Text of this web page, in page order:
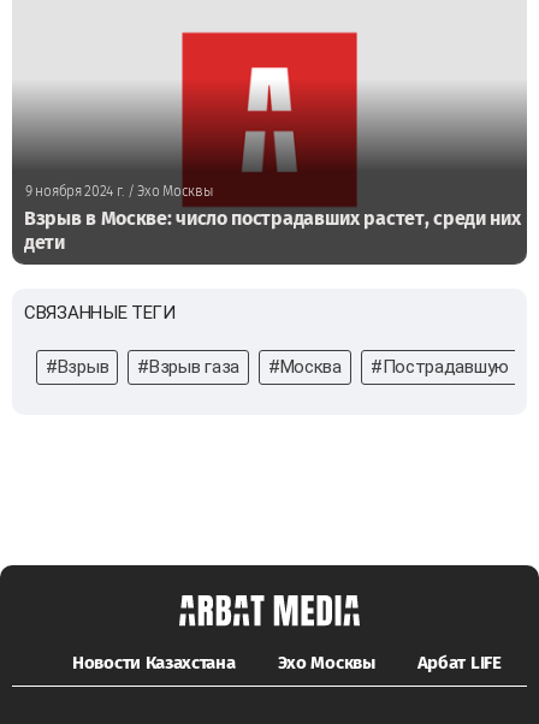
9 ноября 2024 г. / Эхо Москвы
Взрыв в Москве: число пострадавших растет, среди них
дети
СВЯЗАННЫЕ ТЕГИ
#Взрыв #Взрыв газа #Москва #Пострадавшую
Новости Казахстана Эхо Москвы Арбат LIFE